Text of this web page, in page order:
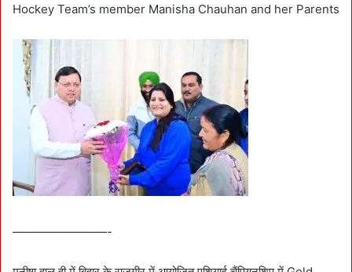
Hockey Team’s member Manisha Chauhan and her Parents
————————-